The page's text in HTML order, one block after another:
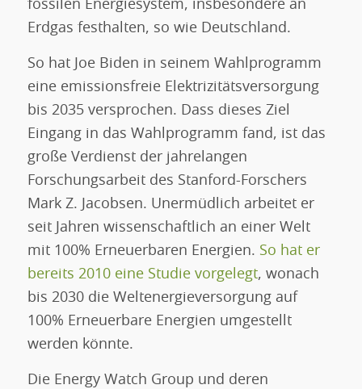
fossilen Energiesystem, insbesondere an
Erdgas festhalten, so wie Deutschland.
So hat Joe Biden in seinem Wahlprogramm
eine emissionsfreie Elektrizitätsversorgung
bis 2035 versprochen. Dass dieses Ziel
Eingang in das Wahlprogramm fand, ist das
große Verdienst der jahrelangen
Forschungsarbeit des Stanford-Forschers
Mark Z. Jacobsen. Unermüdlich arbeitet er
seit Jahren wissenschaftlich an einer Welt
mit 100% Erneuerbaren Energien. So hat er
bereits 2010 eine Studie vorgelegt, wonach
bis 2030 die Weltenergieversorgung auf
100% Erneuerbare Energien umgestellt
werden könnte.
Die Energy Watch Group und deren